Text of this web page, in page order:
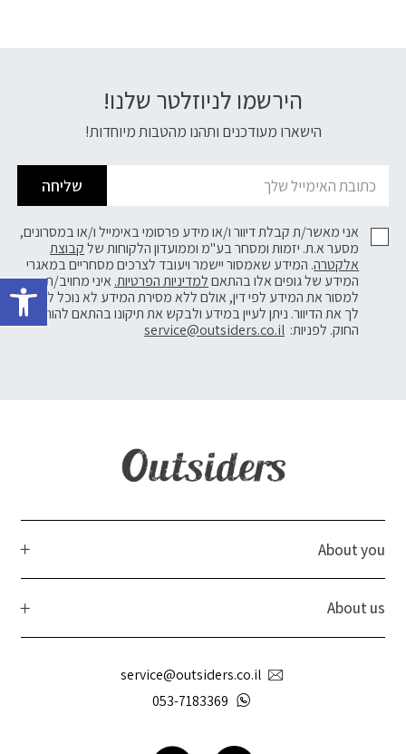
הירשמו לניוזלטר שלנו!
הישארו מעודכנים ותהנו מהטבות מיוחדות!
שליחה
אני מאשר/ת קבלת דיוור ו/או מידע פרסומי באימייל ו/או במסרונים,
מסער א.ת. יזמות ומסחר בע"מ וממועדון הלקוחות שלקבוצת
אלקטרה. המידע שאמסור יישמר ויעובד לצרכים מסחריים במאגרי
המידע של גופים אלו בהתאםלמדיניות הפרטיות. איני מחויב/ת
למסור את המידע לפי דין, אולם ללא מסירת המידע לא נוכל לשלוח
לך את הדיוור. ניתן לעיין במידע ולבקש את תיקונו בהתאם להוראות
החוק. לפניות: service@outsiders.co.il
About you
About us
service@outsiders.co.il
053-7183369